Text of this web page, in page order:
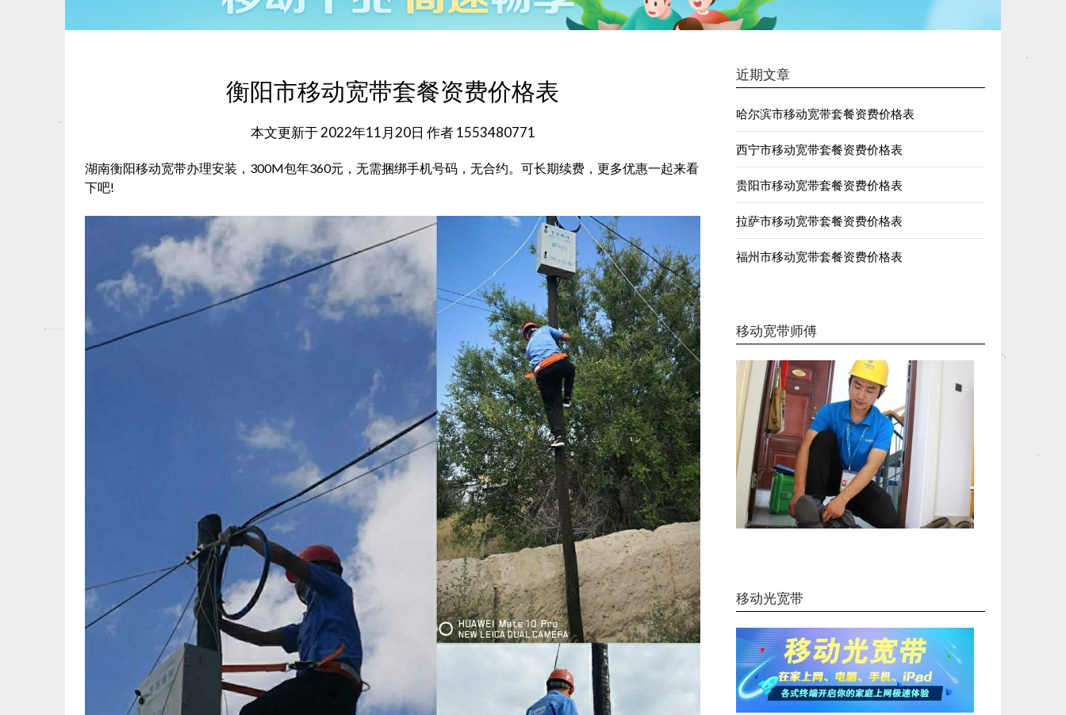
衡阳市移动宽带套餐资费价格表
本文更新于2022年11月20日 作者1553480771
湖南衡阳移动宽带办理安装，300M包年360元，无需捆绑手机号码，无合约。可长期续费，更多优惠一起来看
下吧!
近期文章
哈尔滨市移动宽带套餐资费价格表
西宁市移动宽带套餐资费价格表
贵阳市移动宽带套餐资费价格表
拉萨市移动宽带套餐资费价格表
福州市移动宽带套餐资费价格表
移动宽带师傅
移动光宽带